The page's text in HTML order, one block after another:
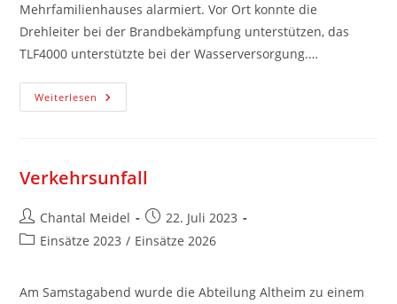
Mehrfamilienhauses alarmiert. Vor Ort konnte die
Drehleiter bei der Brandbekämpfung unterstützen, das
TLF4000 unterstützte bei der Wasserversorgung.…
Weiterlesen
Verkehrsunfall
Chantal Meidel
22. Juli 2023
Einsätze 2023 / Einsätze 2026
Am Samstagabend wurde die Abteilung Altheim zu einem